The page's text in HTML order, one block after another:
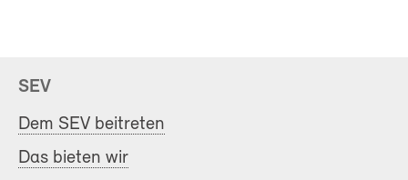
SEV
Dem SEV beitreten
Das bieten wir